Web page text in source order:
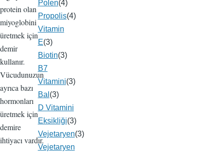
protein olan
miyoglobini
üretmek için
demir
kullanır.
Vücudunuzun
ayrıca bazı
hormonları
üretmek için
demire
ihtiyacı vardır.
Polen(4)
Propolis(4)
Vitamin
E(3)
Biotin(3)
B7
Vitamini(3)
Bal (3)
D Vitamini
Eksikliği(3)
Vejetaryen(3)
Vejetaryen